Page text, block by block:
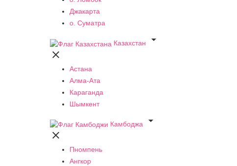
Джакарта
о. Суматра
Казахстан


Астана
Алма-Ата
Караганда
Шымкент
Камбоджа


Пномпень
Ангкор